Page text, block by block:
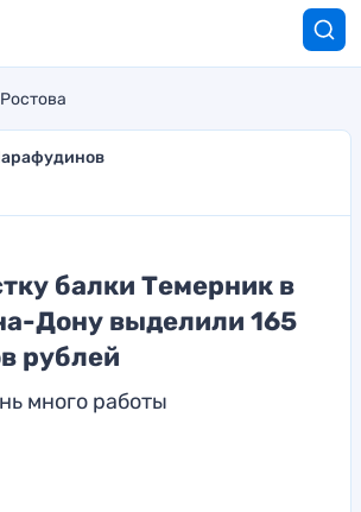
балки Темерник в
Дону выделили 165
рублей
много работы